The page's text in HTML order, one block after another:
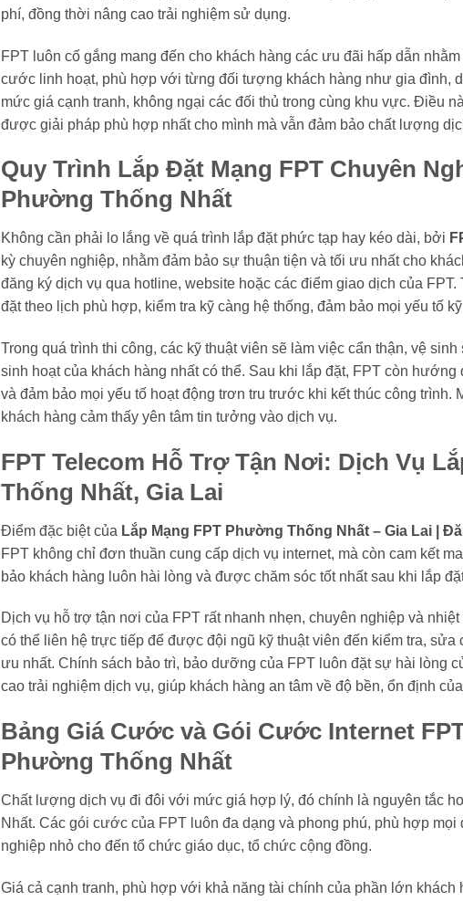
phí, đồng thời nâng cao trải nghiệm sử dụng.
FPT luôn cố gắng mang đến cho khách hàng các ưu đãi hấp dẫn
cước linh hoạt, phù hợp với từng đối tượng khách hàng như gia đình,
mức giá cạnh tranh, không ngại các đối thủ trong cùng khu vực. Điều
được giải pháp phù hợp nhất cho mình mà vẫn đảm bảo chất lượng
Quy Trình Lắp Đặt Mạng FPT Chuyên
Phường Thống Nhất
Không cần phải lo lắng về quá trình lắp đặt phức tạp hay kéo dài, bởi
kỳ chuyên nghiệp, nhằm đảm bảo sự thuận tiện và tối ưu nhất cho
đăng ký dịch vụ qua hotline, website hoặc các điểm giao dịch của
đặt theo lịch phù hợp, kiểm tra kỹ càng hệ thống, đảm bảo mọi yếu tố
Trong quá trình thi công, các kỹ thuật viên sẽ làm việc cẩn thận, vệ
sinh hoạt của khách hàng nhất có thể. Sau khi lắp đặt, FPT còn
và đảm bảo mọi yếu tố hoạt động trơn tru trước khi kết thúc công trình.
khách hàng cảm thấy yên tâm tin tưởng vào dịch vụ.
FPT Telecom Hỗ Trợ Tận Nơi: Dịch Vụ
Thống Nhất, Gia Lai
Điểm đặc biệt của Lắp Mạng FPT Phường Thống Nhất – Gia Lai |
FPT không chỉ đơn thuần cung cấp dịch vụ internet, mà còn cam kết
bảo khách hàng luôn hài lòng và được chăm sóc tốt nhất sau khi lắp
Dịch vụ hỗ trợ tận nơi của FPT rất nhanh nhẹn, chuyên nghiệp và
có thể liên hệ trực tiếp để được đội ngũ kỹ thuật viên đến kiểm tra,
ưu nhất. Chính sách bảo trì, bảo dưỡng của FPT luôn đặt sự hài lòng
cao trải nghiệm dịch vụ, giúp khách hàng an tâm về độ bền, ổn định
Bảng Giá Cước và Gói Cước Internet
Phường Thống Nhất
Chất lượng dịch vụ đi đôi với mức giá hợp lý, đó chính là nguyên tắc
Nhất. Các gói cước của FPT luôn đa dạng và phong phú, phù hợp
nghiệp nhỏ cho đến tổ chức giáo dục, tổ chức cộng đồng.
Giá cả cạnh tranh, phù hợp với khả năng tài chính của phần lớn